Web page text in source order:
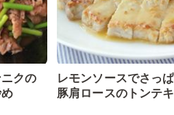
クの
レモンソースでさっ
豚肩ロースのトンテキ